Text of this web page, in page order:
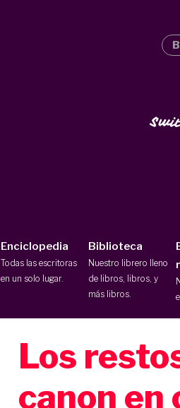
Enciclopedia
Todas las escritoras
en un solo lugar.
Biblioteca
Nuestro librero lleno
de libros, libros, y
más libros.
Los
canon en